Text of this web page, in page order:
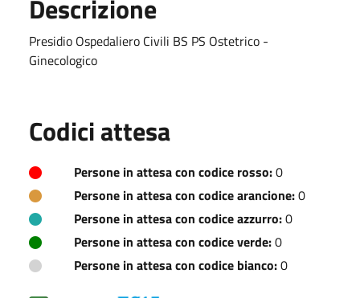
Descrizione
Presidio Ospedaliero Civili BS PS Ostetrico -
Ginecologico
Codici attesa
Persone in attesa con codice rosso:0
Persone in attesa con codice arancione:0
Persone in attesa con codice azzurro:0
Persone in attesa con codice verde:0
Persone in attesa con codice bianco:0